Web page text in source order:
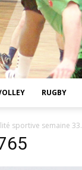
RUGBY
sportive semaine 33.